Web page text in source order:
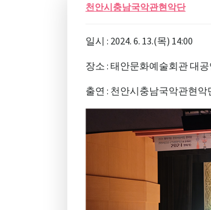
천안시충남국악관현악단
일시 : 2024. 6. 13.(목) 14:00
장소 : 태안문화예술회관 대
출연 : 천안시충남국악관현악